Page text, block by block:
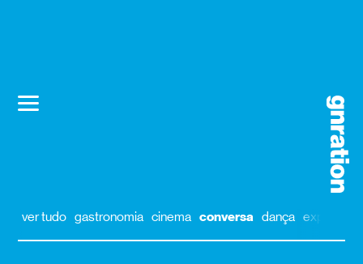
ver tudo gastronomia cinema conversa dança exposição